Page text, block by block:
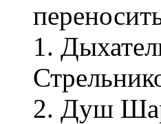
1.
2. Душ